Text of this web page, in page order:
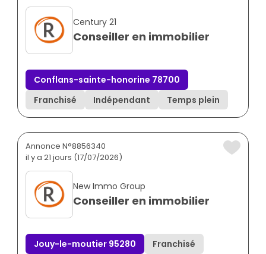
Century 21
Conseiller en immobilier
Conflans-sainte-honorine 78700
Franchisé
Indépendant Temps plein
Annonce N°8856340
il y a 21 jours (17/07/2026)
New Immo Group
Conseiller en immobilier
Jouy-le-moutier 95280
Franchisé